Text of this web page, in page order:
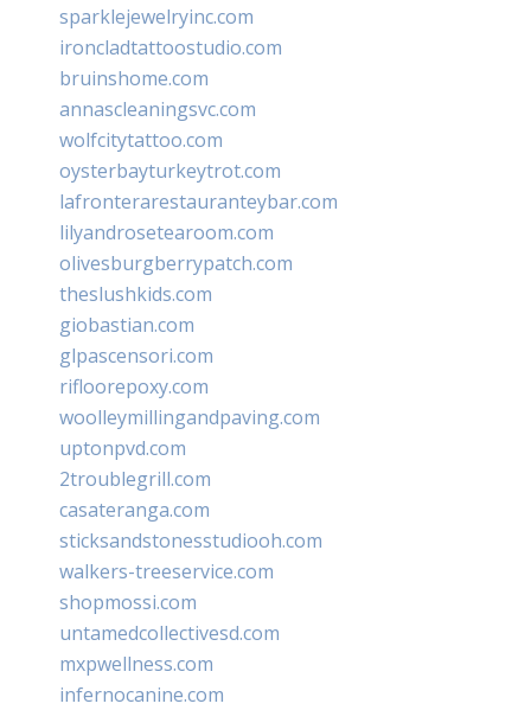
sparklejewelryinc.com
ironcladtattoostudio.com
bruinshome.com
annascleaningsvc.com
wolfcitytattoo.com
oysterbayturkeytrot.com
lafronterarestauranteybar.com
lilyandrosetearoom.com
olivesburgberrypatch.com
theslushkids.com
giobastian.com
glpascensori.com
rifloorepoxy.com
woolleymillingandpaving.com
uptonpvd.com
2troublegrill.com
casateranga.com
sticksandstonesstudiooh.com
walkers-treeservice.com
shopmossi.com
untamedcollectivesd.com
mxpwellness.com
infernocanine.com